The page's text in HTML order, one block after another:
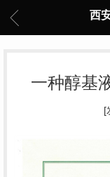
西
一种醇基
[